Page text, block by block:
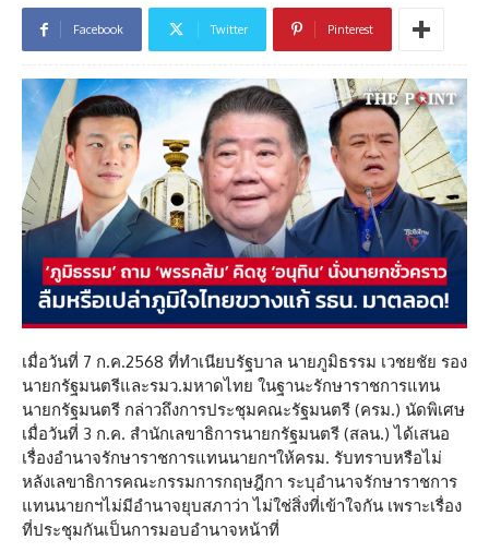
Facebook Twitter Pinterest
เมื่อวันที่ 7 ก.ค.2568 ที่ทำเนียบรัฐบาล นายภูมิธรรม เวชยชัย รอง
นายกรัฐมนตรีและรมว.มหาดไทย ในฐานะรักษาราชการแทน
นายกรัฐมนตรี กล่าวถึงการประชุมคณะรัฐมนตรี (ครม.) นัดพิเศษ
เมื่อวันที่ 3 ก.ค. สำนักเลขาธิการนายกรัฐมนตรี (สลน.) ได้เสนอ
เรื่องอำนาจรักษาราชการแทนนายกฯให้ครม. รับทราบหรือไม่
หลังเลขาธิการคณะกรรมการกฤษฎีกา ระบุอำนาจรักษาราชการ
แทนนายกฯไม่มีอำนาจยุบสภาว่า ไม่ใช่สิ่งที่เข้าใจกัน เพราะเรื่อง
ที่ประชุมกันเป็นการมอบอำนาจหน้าที่